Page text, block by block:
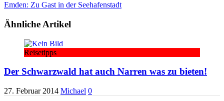
Emden: Zu Gast in der Seehafenstadt
Ähnliche Artikel
Reisetipps
Der Schwarzwald hat auch Narren was zu bieten!
27. Februar 2014 Michael 0